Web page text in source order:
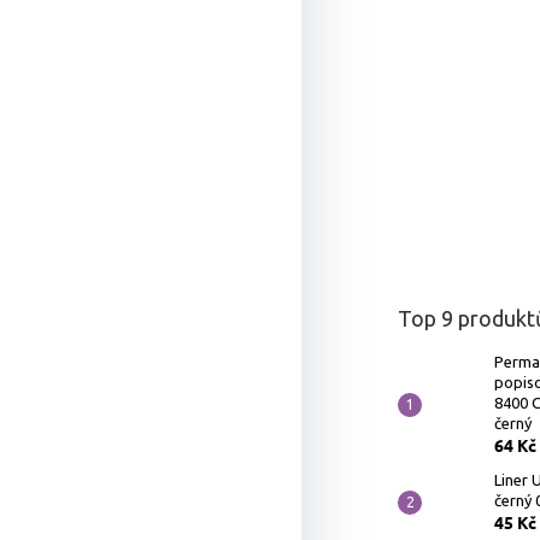
Top 9
8400
černý
64 Kč
Liner
černý
45 Kč